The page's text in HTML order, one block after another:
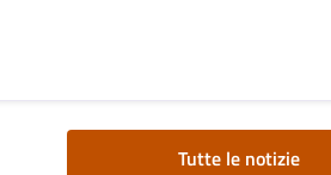
Tutte le notizie